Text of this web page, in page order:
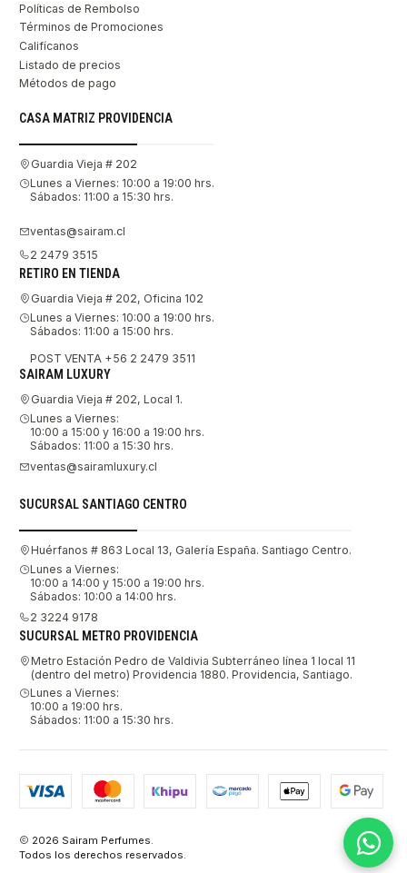
Políticas de Rembolso
Términos de Promociones
Califícanos
Listado de precios
Métodos de pago
CASA MATRIZ PROVIDENCIA
Guardia Vieja # 202
Lunes a Viernes: 10:00 a 19:00 hrs.
Sábados: 11:00 a 15:30 hrs.
ventas@sairam.cl
2 2479 3515
RETIRO EN TIENDA
Guardia Vieja # 202, Oficina 102
Lunes a Viernes: 10:00 a 19:00 hrs.
Sábados: 11:00 a 15:00 hrs.
POST VENTA +56 2 2479 3511
SAIRAM LUXURY
Guardia Vieja # 202, Local 1.
Lunes a Viernes:
10:00 a 15:00 y 16:00 a 19:00 hrs.
Sábados: 11:00 a 15:30 hrs.
ventas@sairamluxury.cl
SUCURSAL SANTIAGO CENTRO
Huérfanos # 863 Local 13, Galería España. Santiago Centro.
Lunes a Viernes:
10:00 a 14:00 y 15:00 a 19:00 hrs.
Sábados: 10:00 a 14:00 hrs.
2 3224 9178
SUCURSAL METRO PROVIDENCIA
Metro Estación Pedro de Valdivia Subterráneo línea 1 local 11
(dentro del metro) Providencia 1880. Providencia, Santiago.
Lunes a Viernes:
10:00 a 19:00 hrs.
Sábados: 11:00 a 15:30 hrs.
2026 Sairam Perfumes.
Todos los derechos reservados.